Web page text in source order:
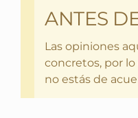
ANTES
Las opiniones
concretos, por
no estás de